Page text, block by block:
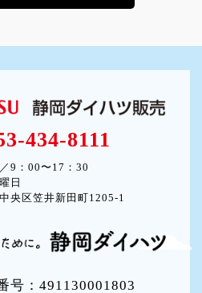
434-8111
9：00〜17：30
日
央区笠井新田町1205-1
号：491130001803